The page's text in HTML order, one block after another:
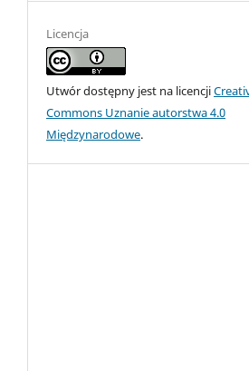
Licencja
Utwór dostępny jest na licencji
Commons Uznanie autorstwa 4.0
Międzynarodowe.